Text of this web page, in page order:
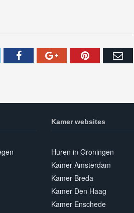
Kamer websites
Huren in Groningen
Kamer Amsterdam
Kamer Breda
Kamer Den Haag
Kamer Enschede